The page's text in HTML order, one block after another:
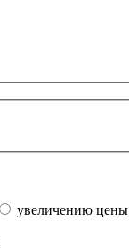
увеличению цены